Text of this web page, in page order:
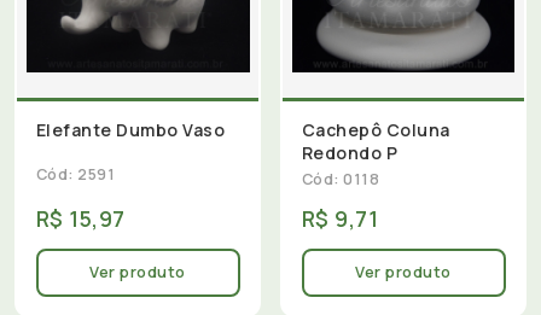
Elefante Dumbo Vaso
Cód: 2591
R$ 15,97
Ver produto
Cachepô Coluna
Redondo P
Cód: 0118
R$ 9,71
Ver produto